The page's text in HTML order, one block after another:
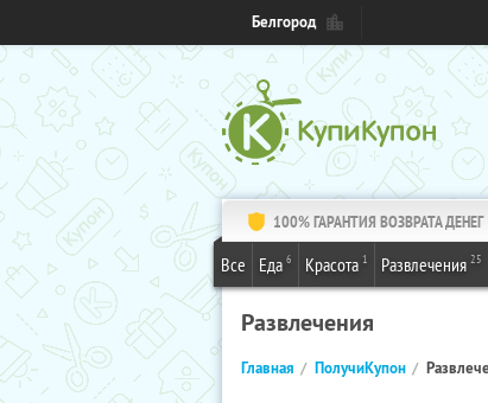
Белгород
100% ГАРАНТИЯ ВОЗВРАТА ДЕНЕГ
Все Еда 6 Красота 1 Развлечения 25
Развлечения
Главная ПолучиКупон